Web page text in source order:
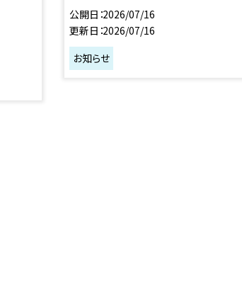
公開日 2026/07/16
更新日 2026/07/16
お知らせ